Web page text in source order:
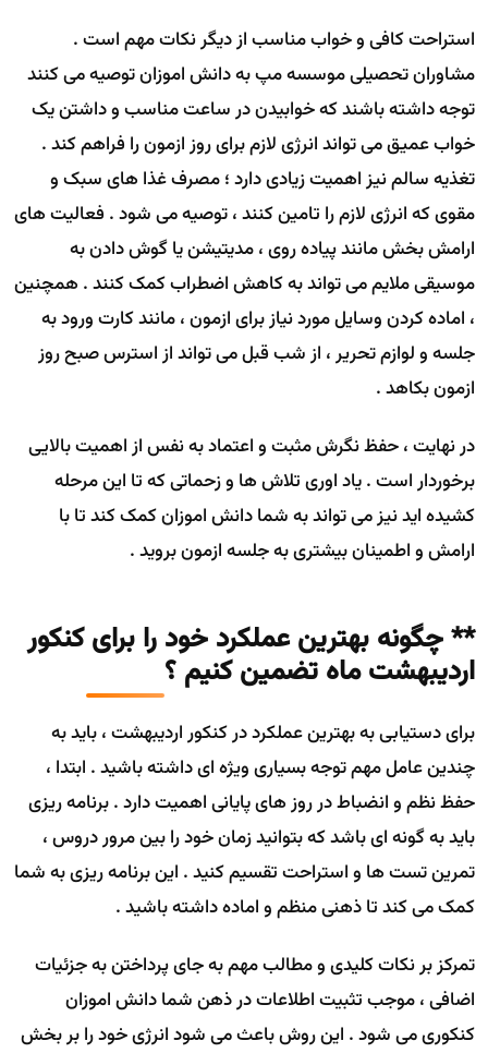
استراحت کافی و خواب مناسب از دیگر نکات مهم است .
مشاوران تحصیلی موسسه مپ به دانش اموزان توصیه می کنند
توجه داشته باشند که خوابیدن در ساعت مناسب و داشتن یک
خواب عمیق می تواند انرژی لازم برای روز ازمون را فراهم کند .
تغذیه سالم نیز اهمیت زیادی دارد ؛ مصرف غذا های سبک و
مقوی که انرژی لازم را تامین کنند ، توصیه می شود . فعالیت های
ارامش بخش مانند پیاده روی ، مدیتیشن یا گوش دادن به
موسیقی ملایم می تواند به کاهش اضطراب کمک کنند . همچنین
، اماده کردن وسایل مورد نیاز برای ازمون ، مانند کارت ورود به
جلسه و لوازم تحریر ، از شب قبل می تواند از استرس صبح روز
ازمون بکاهد .
در نهایت ، حفظ نگرش مثبت و اعتماد به نفس از اهمیت بالایی
برخوردار است . یاد اوری تلاش ها و زحماتی که تا این مرحله
کشیده اید نیز می تواند به شما دانش اموزان کمک کند تا با
ارامش و اطمینان بیشتری به جلسه ازمون بروید .
** چگونه بهترین عملکرد خود را برای کنکور
اردیبهشت ماه تضمین کنیم ؟
برای دستیابی به بهترین عملکرد در کنکور اردیبهشت ، باید به
چندین عامل مهم توجه بسیاری ویژه ای داشته باشید . ابتدا ،
حفظ نظم و انضباط در روز های پایانی اهمیت دارد . برنامه ریزی
باید به گونه ای باشد که بتوانید زمان خود را بین مرور دروس ،
تمرین تست ها و استراحت تقسیم کنید . این برنامه ریزی به شما
کمک می کند تا ذهنی منظم و اماده داشته باشید .
تمرکز بر نکات کلیدی و مطالب مهم به جای پرداختن به جزئیات
اضافی ، موجب تثبیت اطلاعات در ذهن شما دانش اموزان
کنکوری می شود . این روش باعث می شود انرژی خود را بر بخش